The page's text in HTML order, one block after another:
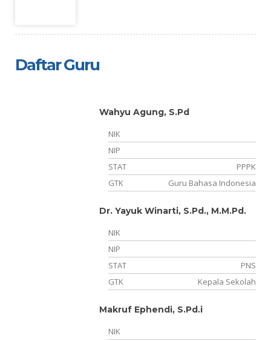
Daftar Guru
Wahyu Agung, S.Pd
NIK
NIP
STAT
PPPK
GTK
Guru Bahasa Indonesia
Dr. Yayuk Winarti, S.Pd., M.M.Pd.
NIK
NIP
STAT
PNS
GTK
Kepala Sekolah
Makruf Ephendi, S.Pd.i
NIK